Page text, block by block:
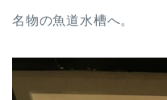
名物の魚道水槽へ。